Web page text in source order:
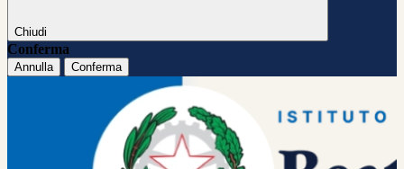
Chiudi
Conferma
Annulla Conferma